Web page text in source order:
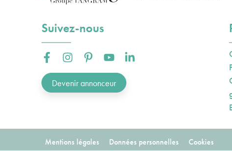
Suivez-nous
Facebook :Instagram :Pinterest :Youtube :Linkedin :
Devenir annonceur
Mentions légales Données personnelles Cookies